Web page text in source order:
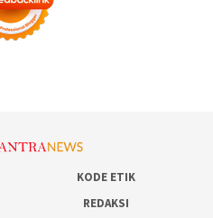
KODE ETIK
REDAKSI